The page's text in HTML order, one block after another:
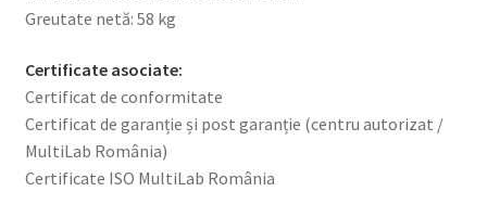
Greutate netă: 58 kg
Certificate asociate:
Certificat de conformitate
Certificat de garanție și post garanție (centru autorizat /
MultiLab România)
Certificate ISO MultiLab România